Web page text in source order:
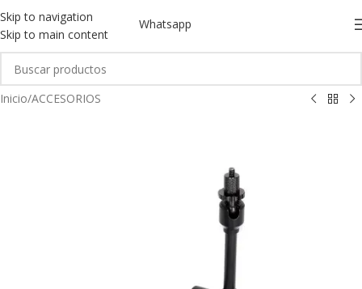
Skip to navigation
Skip to main content
Whatsapp
Inicio/ACCESORIOS